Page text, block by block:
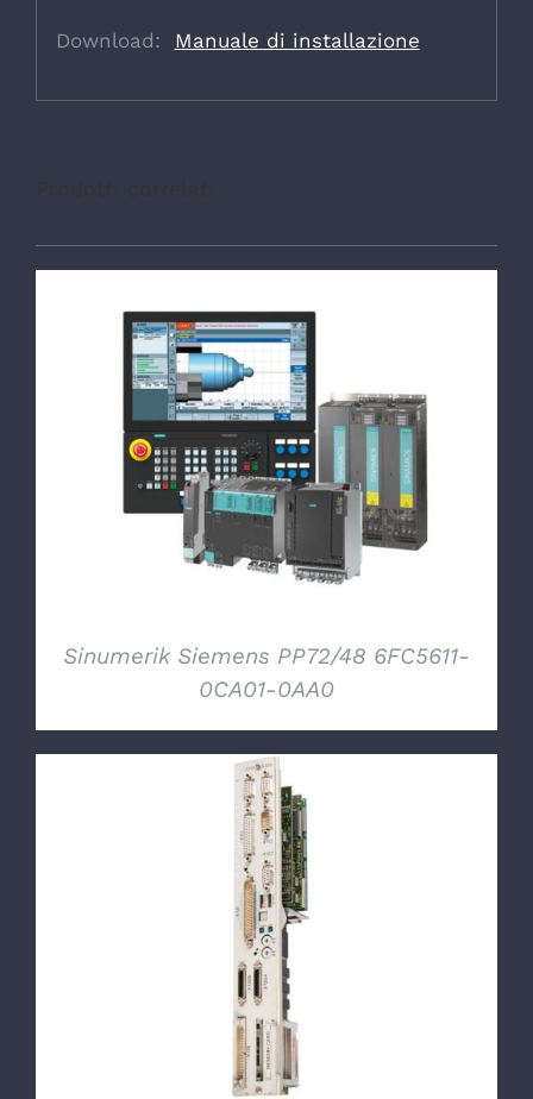
Download: Manuale di installazione
DETTAGLI
Sinumerik Siemens PP72/48 6FC5611-
0CA01-0AA0
DETTAGLI